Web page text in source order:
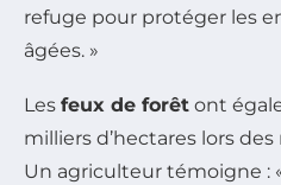
refuge pour protéger les
âgées. »
Les feux de forêt ont
milliers d’hectares lors
Un agriculteur témoigne :